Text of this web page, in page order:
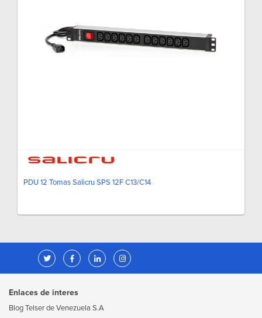
PDU 12 Tomas Salicru SPS 12F C13/C14
Enlaces de interes
Blog Telser de Venezuela S.A